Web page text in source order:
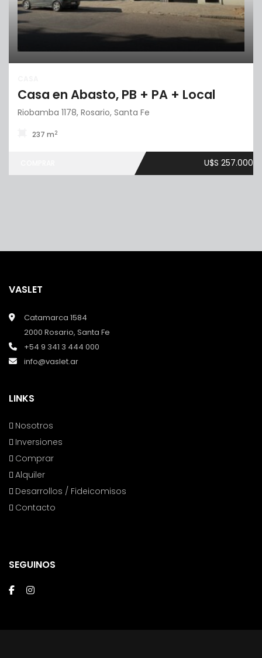
Casa en Abasto, PB + PA + Local
Riobamba 1178, Rosario, Santa Fe
237 m2
U$S 257.000
VASLET
Catamarca 1584
2000 Rosario, Santa Fe
+54 9 341 3 444 000
info@vaslet.ar
LINKS
Nosotros
Inversiones
Comprar
Alquiler
Desarrollos / Fideicomisos
Contacto
SEGUINOS